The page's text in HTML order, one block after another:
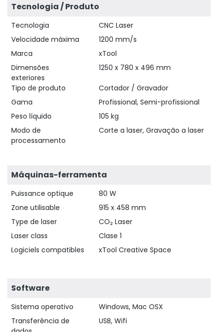
Tecnologia / Produto
Tecnologia
CNC Laser
Velocidade máxima
1200 mm/s
Marca
xTool
Dimensões
exteriores
1250 x 780 x 496 mm
Tipo de produto
Cortador / Gravador
Gama
Profissional, Semi-profissional
Peso líquido
105 kg
Modo de
processamento
Corte a laser, Gravação a laser
Máquinas-ferramenta
Puissance optique
80 W
Zone utilisable
915 x 458 mm
Type de laser
CO₂ Laser
Laser class
Clase 1
Logiciels compatibles
xTool Creative Space
Software
Sistema operativo
Windows, Mac OSX
Transferência de
USB, Wifi